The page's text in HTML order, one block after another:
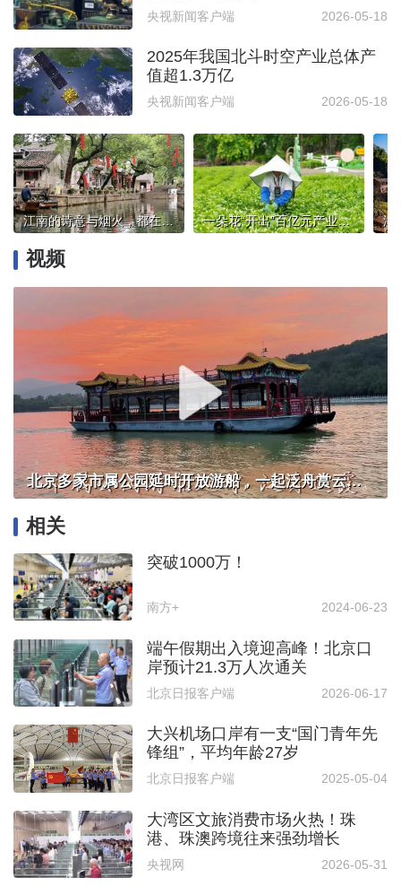
央视新闻客户端 2026-05-18
2025年我国北斗时空产业总体产
值超1.3万亿
央视新闻客户端 2026-05-18
江南的诗意与烟火，都在水里 一朵花“开出”百亿元产业，广西横州茉莉香飘世界 浙
视频
北京多家市属公园延时开放游船，一起泛舟赏云霞！
相关
突破1000万！
南方+ 2024-06-23
端午假期出入境迎高峰！北京口
岸预计21.3万人次通关
北京日报客户端 2026-06-17
大兴机场口岸有一支“国门青年先
锋组”，平均年龄27岁
北京日报客户端 2025-05-04
大湾区文旅消费市场火热！珠
港、珠澳跨境往来强劲增长
央视网 2026-05-31